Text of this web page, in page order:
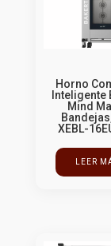
Horno
Inteligente
Mind
XEBL-
LEER